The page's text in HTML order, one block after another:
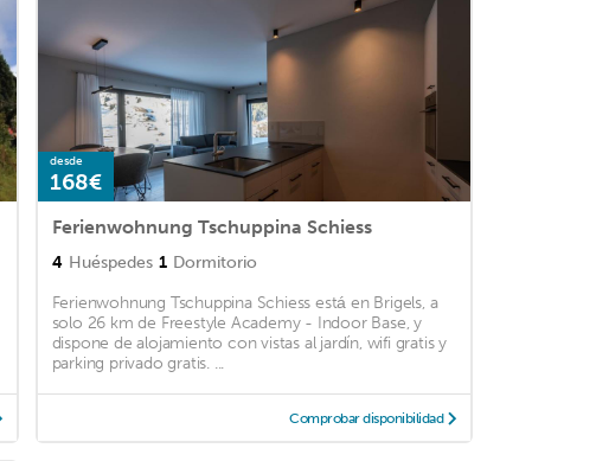
desde
168€
Ferienwohnung Tschuppina Schiess
4 Huéspedes 1 Dormitorio
Ferienwohnung Tschuppina Schiess está en Brigels, a
solo 26 km de Freestyle Academy - Indoor Base, y
dispone de alojamiento con vistas al jardín, wifi gratis y
parking privado gratis. ...
Comprobar disponibilidad